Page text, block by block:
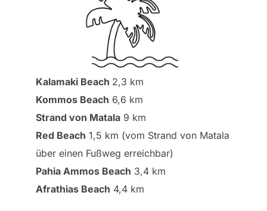
Kalamaki Beach 2,3 km
Kommos Beach 6,6 km
Strand von Matala 9 km
Red Beach 1,5 km (vom Strand von Matala
über einen Fußweg erreichbar)
Pahia Ammos Beach 3,4 km
Afrathias Beach 4,4 km